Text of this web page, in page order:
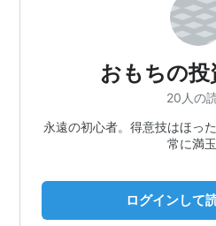
おもちの
20人の
永遠の初心者。得意技はほっ
常に満玉
ログインして